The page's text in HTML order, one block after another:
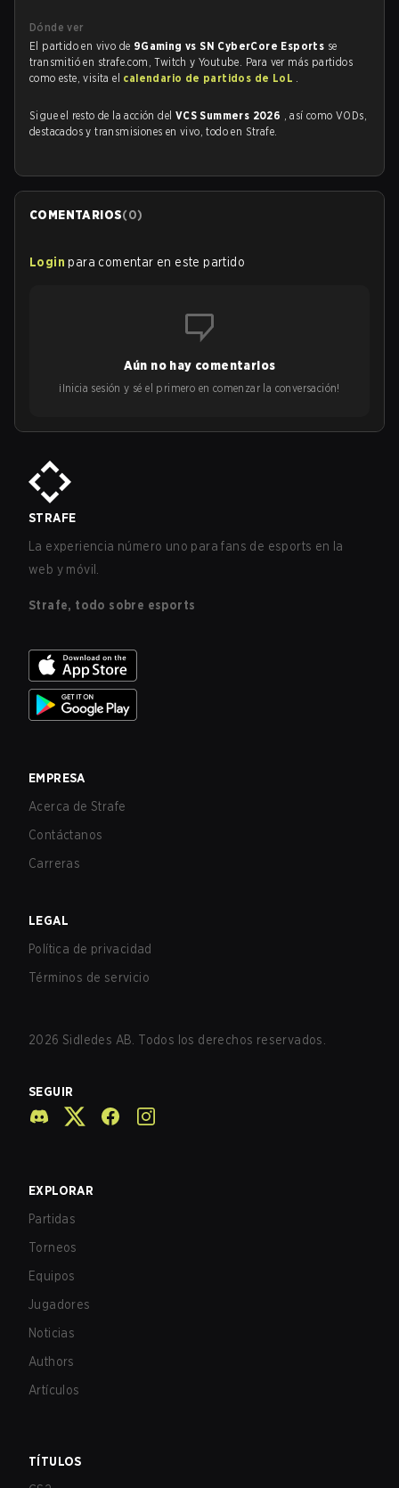
Dónde ver
El partido en vivo de 9Gaming vs SN CyberCore Esports se
transmitió en strafe.com, Twitch y Youtube. Para ver más partidos
como este, visita el calendario de partidos de LoL .
Sigue el resto de la acción del VCS Summers 2026 , así como VODs,
destacados y transmisiones en vivo, todo en Strafe.
COMENTARIOS(0)
Login para comentar en este partido
Aún no hay comentarios
¡Inicia sesión y sé el primero en comenzar la conversación!
STRAFE
La experiencia número uno para fans de esports en la
web y móvil.
Strafe, todo sobre esports
EMPRESA
Acerca de Strafe
Contáctanos
Carreras
LEGAL
Política de privacidad
Términos de servicio
2026 Sidledes AB. Todos los derechos reservados.
SEGUIR
EXPLORAR
Partidas
Torneos
Equipos
Jugadores
Noticias
Authors
Artículos
TÍTULOS